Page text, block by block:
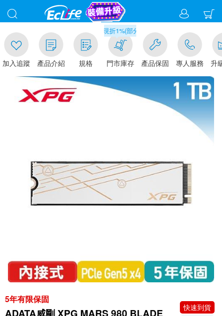
蹤 產品介紹 規格
滿千元門市取貨現折1%(部分商品不適用)-請點我看
門市庫存 產品保固 專人服務 升級金賺
5年有限保固
ADATA威剛 XPG MARS 980 BLADE
快速到貨